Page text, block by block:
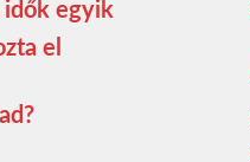
idők egyik
el